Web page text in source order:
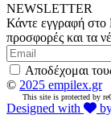
NEWSLETTER
Κάντε εγγραφή στο
προσφορές και τα
Αποδέχομαι
© 2025 empilex.gr
This site is protected by
Designed with